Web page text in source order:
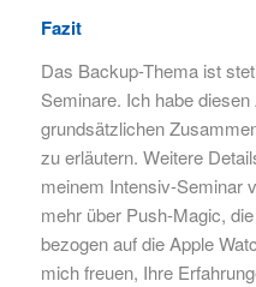
Fazit
Das Backup-Thema ist
Seminare. Ich habe
grundsätzlichen
zu erläutern. Weitere
meinem Intensiv-Seminar
mehr über Push-Magic,
bezogen auf die Apple
mich freuen, Ihre